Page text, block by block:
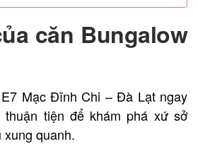
căn Bungalow
Mạc Đĩnh Chi – Đà Lạt ngay
tiện để khám phá xứ sở
xung quanh.